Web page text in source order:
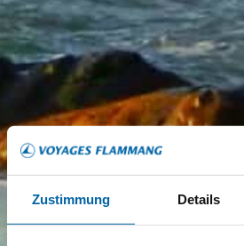
Zustimmung Details